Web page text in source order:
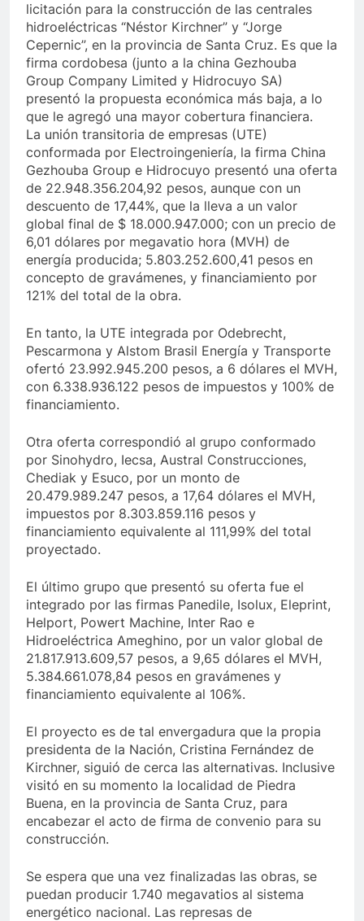
licitación para la construcción de las centrales
hidroeléctricas “Néstor Kirchner” y “Jorge
Cepernic”, en la provincia de Santa Cruz. Es que la
firma cordobesa (junto a la china Gezhouba
Group Company Limited y Hidrocuyo SA)
presentó la propuesta económica más baja, a lo
que le agregó una mayor cobertura financiera.
La unión transitoria de empresas (UTE)
conformada por Electroingeniería, la firma China
Gezhouba Group e Hidrocuyo presentó una oferta
de 22.948.356.204,92 pesos, aunque con un
descuento de 17,44%, que la lleva a un valor
global final de $ 18.000.947.000; con un precio de
6,01 dólares por megavatio hora (MVH) de
energía producida; 5.803.252.600,41 pesos en
concepto de gravámenes, y financiamiento por
121% del total de la obra.
En tanto, la UTE integrada por Odebrecht,
Pescarmona y Alstom Brasil Energía y Transporte
ofertó 23.992.945.200 pesos, a 6 dólares el MVH,
con 6.338.936.122 pesos de impuestos y 100% de
financiamiento.
Otra oferta correspondió al grupo conformado
por Sinohydro, Iecsa, Austral Construcciones,
Chediak y Esuco, por un monto de
20.479.989.247 pesos, a 17,64 dólares el MVH,
impuestos por 8.303.859.116 pesos y
financiamiento equivalente al 111,99% del total
proyectado.
El último grupo que presentó su oferta fue el
integrado por las firmas Panedile, Isolux, Eleprint,
Helport, Powert Machine, Inter Rao e
Hidroeléctrica Ameghino, por un valor global de
21.817.913.609,57 pesos, a 9,65 dólares el MVH,
5.384.661.078,84 pesos en gravámenes y
financiamiento equivalente al 106%.
El proyecto es de tal envergadura que la propia
presidenta de la Nación, Cristina Fernández de
Kirchner, siguió de cerca las alternativas. Inclusive
visitó en su momento la localidad de Piedra
Buena, en la provincia de Santa Cruz, para
encabezar el acto de firma de convenio para su
construcción.
Se espera que una vez finalizadas las obras, se
puedan producir 1.740 megavatios al sistema
energético nacional. Las represas de